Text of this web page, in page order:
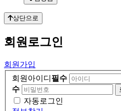
상단으로
회원 로그인
회원가입
회원아이디 필수
수
자동로그인